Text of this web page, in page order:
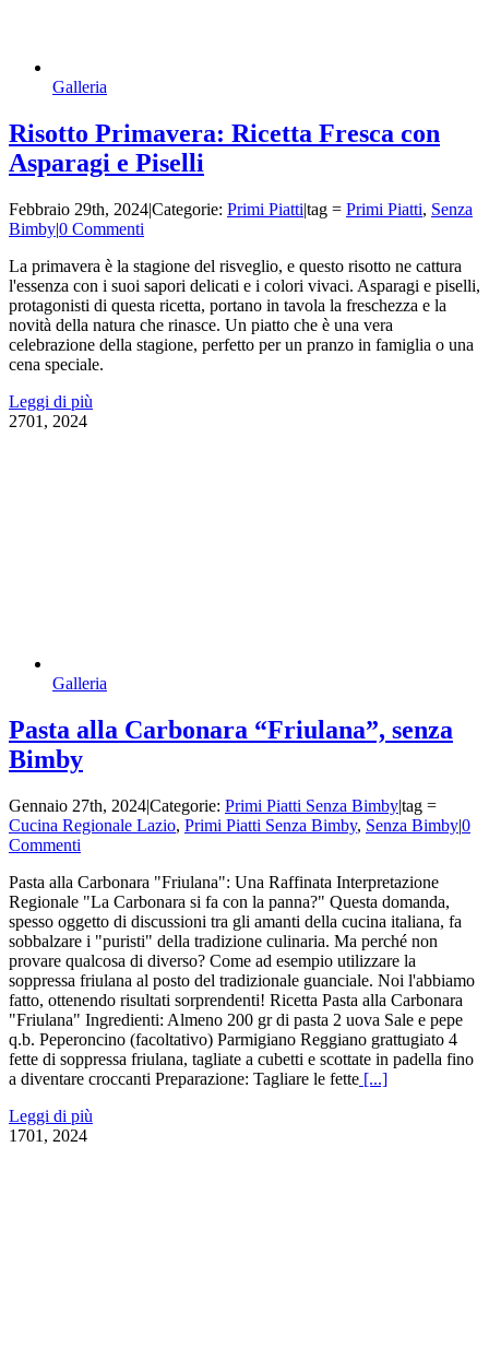
Galleria
Risotto Primavera: Ricetta Fresca con
Asparagi e Piselli
Febbraio 29th, 2024|Categorie: Primi Piatti|tag = Primi Piatti, Senza
Bimby|0 Commenti
La primavera è la stagione del risveglio, e questo risotto ne cattura
l'essenza con i suoi sapori delicati e i colori vivaci. Asparagi e piselli,
protagonisti di questa ricetta, portano in tavola la freschezza e la
novità della natura che rinasce. Un piatto che è una vera
celebrazione della stagione, perfetto per un pranzo in famiglia o una
cena speciale.
Leggi di più
2701, 2024
Galleria
Pasta alla Carbonara “Friulana”, senza
Bimby
Gennaio 27th, 2024|Categorie: Primi Piatti Senza Bimby|tag =
Cucina Regionale Lazio, Primi Piatti Senza Bimby, Senza Bimby|0
Commenti
Pasta alla Carbonara "Friulana": Una Raffinata Interpretazione
Regionale "La Carbonara si fa con la panna?" Questa domanda,
spesso oggetto di discussioni tra gli amanti della cucina italiana, fa
sobbalzare i "puristi" della tradizione culinaria. Ma perché non
provare qualcosa di diverso? Come ad esempio utilizzare la
soppressa friulana al posto del tradizionale guanciale. Noi l'abbiamo
fatto, ottenendo risultati sorprendenti! Ricetta Pasta alla Carbonara
"Friulana" Ingredienti: Almeno 200 gr di pasta 2 uova Sale e pepe
q.b. Peperoncino (facoltativo) Parmigiano Reggiano grattugiato 4
fette di soppressa friulana, tagliate a cubetti e scottate in padella fino
a diventare croccanti Preparazione: Tagliare le fette [...]
Leggi di più
1701, 2024